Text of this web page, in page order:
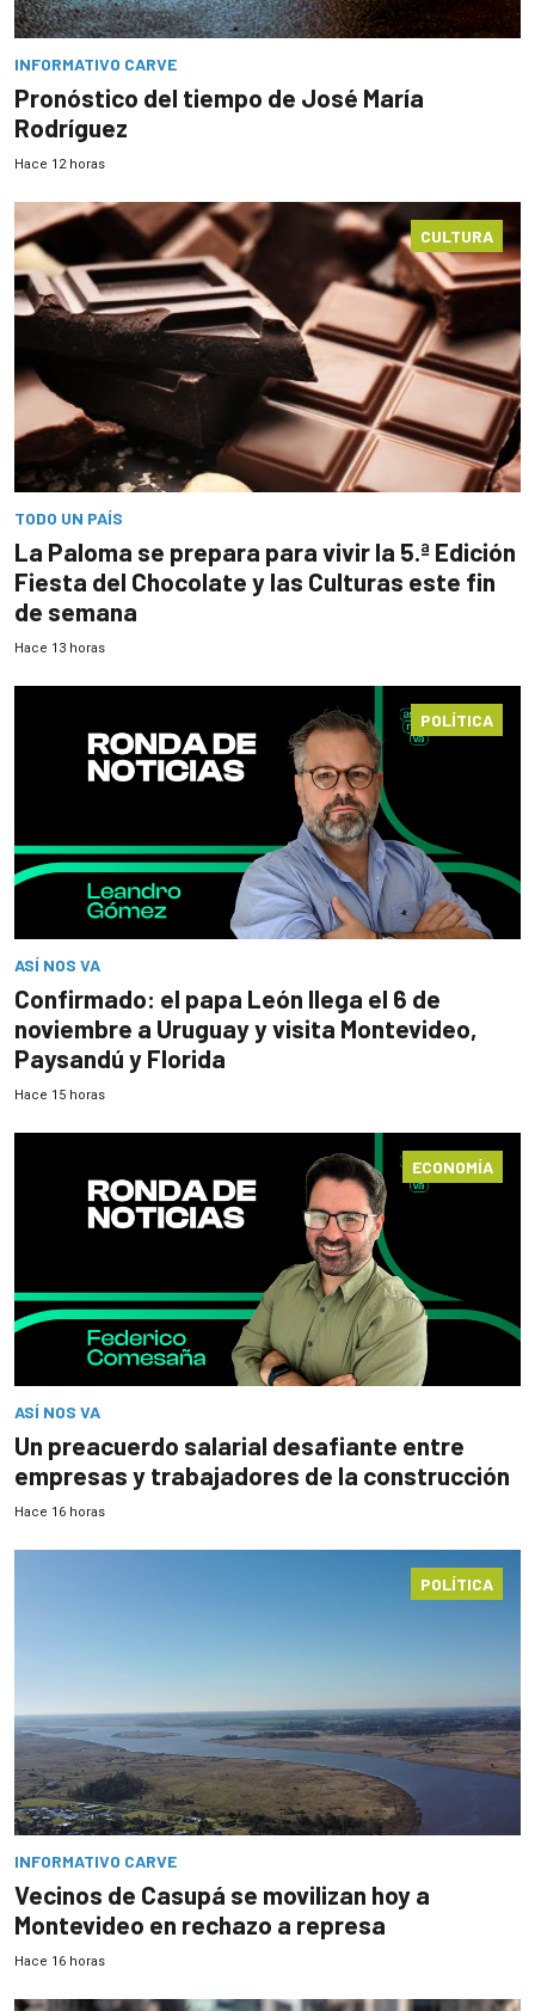
INFORMATIVO CARVE
Pronóstico del tiempo de José María
Rodríguez
Hace 12 horas
CULTURA
TODO UN PAÍS
La Paloma se prepara para vivir la 5.ª Edición
Fiesta del Chocolate y las Culturas este fin
de semana
Hace 13 horas
POLÍTICA
ASÍ NOS VA
Confirmado: el papa León llega el 6 de
noviembre a Uruguay y visita Montevideo,
Paysandú y Florida
Hace 15 horas
ECONOMÍA
ASÍ NOS VA
Un preacuerdo salarial desafiante entre
empresas y trabajadores de la construcción
Hace 16 horas
POLÍTICA
INFORMATIVO CARVE
Vecinos de Casupá se movilizan hoy a
Montevideo en rechazo a represa
Hace 16 horas